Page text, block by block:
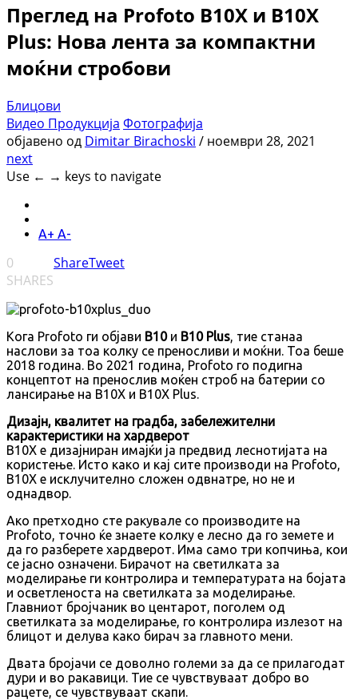
Преглед на Profoto B10X и B10X
Plus: Нова лента за компактни
моќни стробови
Блицови
Видео Продукција Фотографија
објавено од Dimitar Birachoski / ноември 28, 2021
next
Use ← → keys to navigate
A+ A-
0
SHARES
ShareTweet
Кога Profoto ги објави B10и B10 Plus , тие станаа
наслови за тоа колку се преносливи и моќни. Тоа беше
2018 година. Во 2021 година, Profoto го подигна
концептот на пренослив моќен строб на батерии со
лансирање на B10X и B10X Plus.
Дизајн, квалитет на градба, забележителни
карактеристики на хардверот
B10X е дизајниран имајќи ја предвид леснотијата на
користење. Исто како и кај сите производи на Profoto,
B10X е исклучително сложен одвнатре, но не и
однадвор.
Ако претходно сте ракувале со производите на
Profoto, точно ќе знаете колку е лесно да го земете и
да го разберете хардверот. Има само три копчиња, кои
се јасно означени. Бирачот на светилката за
моделирање ги контролира и температурата на бојата
и осветленоста на светилката за моделирање.
Главниот бројчаник во центарот, поголем од
светилката за моделирање, го контролира излезот на
блицот и делува како бирач за главното мени.
Двата бројачи се доволно големи за да се прилагодат
дури и во ракавици. Тие се чувствуваат добро во
рацете, се чувствуваат скапи.